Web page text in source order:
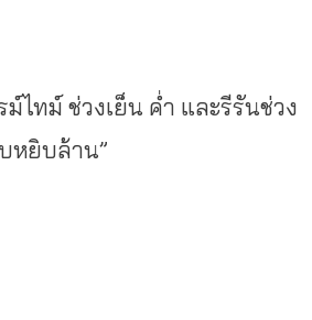
ไทม์ ช่วงเย็น ค่ำ และรีรันช่วง
หยิบล้าน”